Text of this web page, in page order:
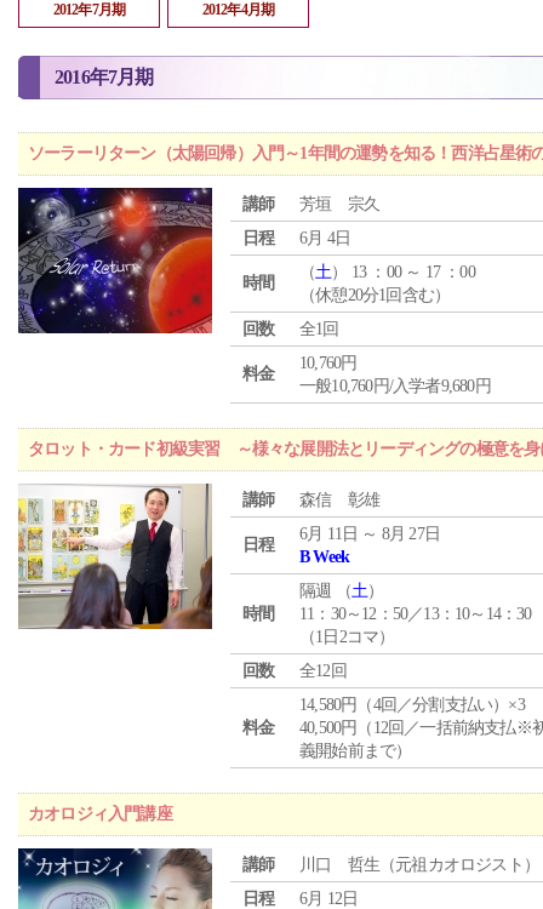
2012年7月期 2012年4月期
2016年7月期
ソーラーリターン（太陽回帰）入門～1年間の運勢を知る！西洋占星術
講師
芳垣 宗久
日程
6月 4日
時間
（土） 13 ：00 ～ 17 ：00
（休憩20分1回含む）
回数
全1回
料金
10,760円
一般10,760円/入学者9,680円
タロット・カード初級実習 ～様々な展開法とリーディングの極意を身
講師 森信 彰雄
日程
6月 11日 ～ 8月 27日
B Week
時間
隔週 （土）
11：30～12：50／13：10～14：30
（1日2コマ）
回数
全12回
料金
14,580円（4回／分割支払い）×3
40,500円（12回／一括前納支払※
義開始前まで）
カオロジィ入門講座
講師
川口 哲生（元祖カオロジスト）
日程
6月 12日